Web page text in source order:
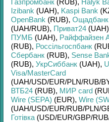
Газпромбанк (RUB), Halyk
Izibank (UAH), Kaspi Bank
OpenBank (RUB), Ощадбанк
(UAH/RUB), Приват24 (UAH)
ПУМБ (UAH), Райффайзен
(RUB), Россільгоспбанк
Сбербанк (RUB), Sense
(RUB), УкрСиббанк (UAH),
Visa/MasterCard
(UAH/USD/EUR/PLN/RUB/
ВТБ24 (RUB), МИР card
Wire (SEPA) (EUR), Wire
(UAH/USD/EUR/RUB/PLN/
Готівка (USD/EUR/GBP/